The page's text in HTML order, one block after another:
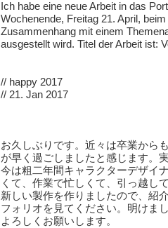
Ich habe eine neue Arbeit in das
Wochenende, Freitag 21. April,
Zusammenhang mit einem
ausgestellt wird. Titel der Arbeit ist:
// happy 2017
// 21. Jan 2017
お久しぶりです。近々は卒業から
が早く過ごしましたと感じます。
今は粗二年間キャラクターデザイ
くて、作業で忙しくて、引っ越し
新しい製作を作りましたので、紹
フォリオを見てください。明けま
よろしくお願いします。